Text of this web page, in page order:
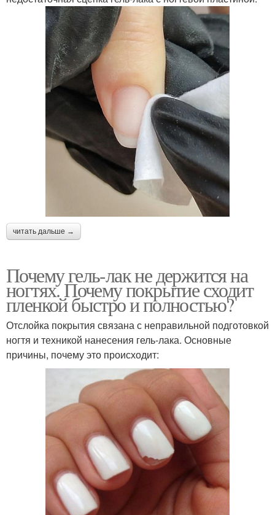
читать дальше →
Почему гель-лак не держится на
ногтях. Почему покрытие сходит
пленкой быстро и полностью?
Отслойка покрытия связана с неправильной подготовкой
ногтя и техникой нанесения гель-лака. Основные
причины, почему это происходит: